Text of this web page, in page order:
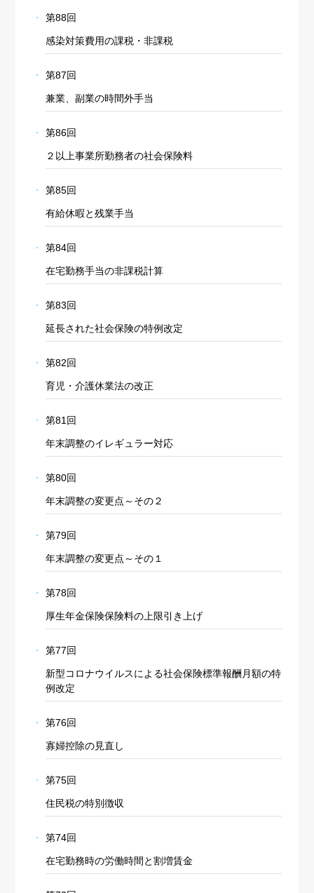
第88回
感染対策費用の課税・非課税
第87回
兼業、副業の時間外手当
第86回
２以上事業所勤務者の社会保険料
第85回
有給休暇と残業手当
第84回
在宅勤務手当の非課税計算
第83回
延長された社会保険の特例改定
第82回
育児・介護休業法の改正
第81回
年末調整のイレギュラー対応
第80回
年末調整の変更点～その２
第79回
年末調整の変更点～その１
第78回
厚生年金保険保険料の上限引き上げ
第77回
新型コロナウイルスによる社会保険標準報酬月額の特
例改定
第76回
寡婦控除の見直し
第75回
住民税の特別徴収
第74回
在宅勤務時の労働時間と割増賃金